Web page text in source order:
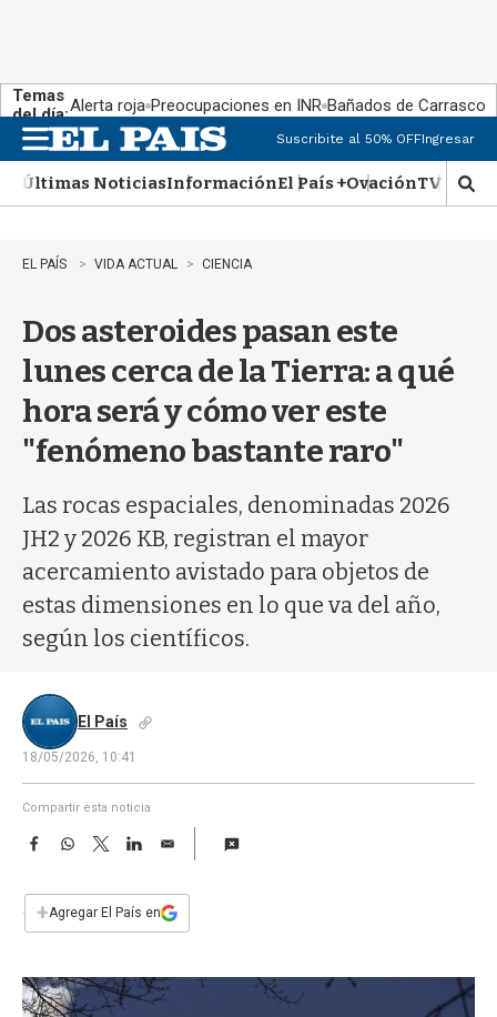
Temas
del día:Alerta roja Preocupaciones en INR Bañados de Carrasco
n
u
Suscribite al 50% OFFIngresar
Últimas NoticiasInformaciónEl País +OvaciónTV Show
M
o
EL PAÍS VIDA ACTUAL CIENCIA
Dos asteroides pasan este
lunes cerca de la Tierra: a qué
hora será y cómo ver este
"fenómeno bastante raro"
Las rocas espaciales, denominadas 2026
JH2 y 2026 KB, registran el mayor
acercamiento avistado para objetos de
estas dimensiones en lo que va del año,
según los científicos.
El País
18/05/2026, 10:41
Compartir esta noticia
F
e
b
k
W
s
p
T
w
t
L
n
E
i
l
+Agregar El País en